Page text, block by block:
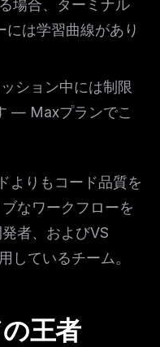
場合、ターミナル
には学習曲線があり
ション中には制限
— Maxプランでこ
よりもコード品質を
なワークフローを
者、およびVS
しているチーム。
王者